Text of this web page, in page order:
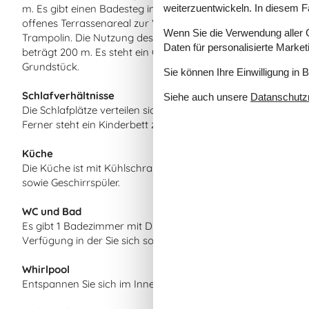
m. Es gibt einen Badesteg in der Nähe. Die nächste
offenes Terrassenareal zur Verfügung. Außerdem gibt es
Trampolin. Die Nutzung des Trampolins erfolgt auf eigene
beträgt 200 m. Es steht ein Grill zur Verfügung. Es steht ein
Grundstück.
Schlafverhältnisse
Die Schlafplätze verteilen sich auf 3 Schlafräume. 4
Ferner steht ein Kinderbett zur Verfügung.
Küche
Die Küche ist mit Kühlschrank ausgestattet. Außerdem gibt
sowie Geschirrspüler.
WC und Bad
Es gibt 1 Badezimmer mit Dusche und 1 Toilette..
Verfügung in der Sie sich so richtig entspannen können.
Whirlpool
Entspannen Sie sich im Innen-Durchlauf-Whirlpool für 2
weiterzuentwickeln. In diesem
Wenn Sie die Verwendung
Daten für personalisierte
Sie können Ihre Einwilligung in
Siehe auch unsere